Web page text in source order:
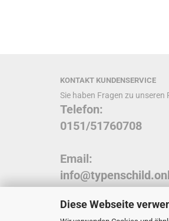
Diese Webseite
KONTAKT KUNDENSERVICE
Sie haben Fragen zu unseren
Telefon:
0151/51760708
Email: